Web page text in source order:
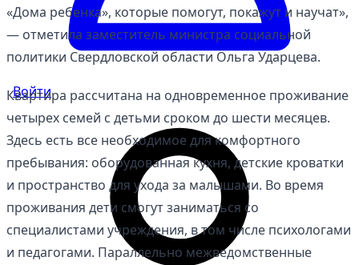
Войти
«Дома ребенка», которые помогут, покажут и научат»,
— отметила заместитель министра социальной
политики Свердловской области Ольга Ударцева.
Квартира рассчитана на одновременное проживание
четырех семей с детьми сроком до шести месяцев.
Здесь есть все необходимое для комфортного
пребывания: оборудованная кухня, детские кроватки
и пространство для ухода за малышами. Во время
проживания дети смогут заниматься со
специалистами учреждения, в том числе психологами
и педагогами. Параллельно межведомственные